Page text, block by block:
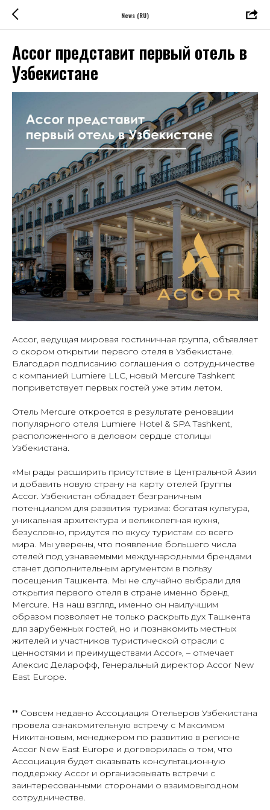
News (RU)
Accor представит первый отель в
Узбекистане
Accor, ведущая мировая гостиничная группа, объявляет
о скором открытии первого отеля в Узбекистане.
Благодаря подписанию соглашения о сотрудничестве
с компанией Lumiere LLC, новый Mercure Tashkent
поприветствует первых гостей уже этим летом.
Отель Mercure откроется в результате реновации
популярного отеля Lumiere Hotel & SPA Tashkent,
расположенного в деловом сердце столицы
Узбекистана.
«Мы рады расширить присутствие в Центральной Азии
и добавить новую страну на карту отелей Группы
Accor. Узбекистан обладает безграничным
потенциалом для развития туризма: богатая культура,
уникальная архитектура и великолепная кухня,
безусловно, придутся по вкусу туристам со всего
мира. Мы уверены, что появление большего числа
отелей под узнаваемыми международными брендами
станет дополнительным аргументом в пользу
посещения Ташкента. Мы не случайно выбрали для
открытия первого отеля в стране именно бренд
Mercure. На наш взгляд, именно он наилучшим
образом позволяет не только раскрыть дух Ташкента
для зарубежных гостей, но и познакомить местных
жителей и участников туристической отрасли с
ценностями и преимуществами Accor», – отмечает
Алексис Деларофф, Генеральный директор Accor New
East Europe.
** Совсем недавно Ассоциация Отельеров Узбекистана
провела ознакомительную встречу с Максимом
Никитановым, менеджером по развитию в регионе
Accor New East Europe и договорилась о том, что
Ассоциация будет оказывать консультационную
поддержку Accor и организовывать встречи с
заинтересованными сторонами о взаимовыгодном
сотрудничестве.